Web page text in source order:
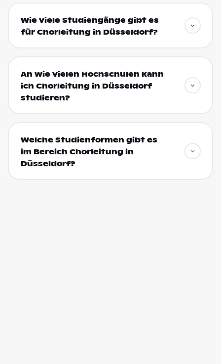
Wie viele Studiengänge gibt es
für Chorleitung in Düsseldorf?
An wie vielen Hochschulen kann
ich Chorleitung in Düsseldorf
studieren?
Welche Studienformen gibt es
im Bereich Chorleitung in
Düsseldorf?